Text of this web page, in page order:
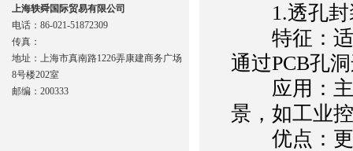
1.透孔封
特征：适
通过PCB孔
应用：主
景，如工业
优点：更
上海轶舜国际贸易有限公司
电话：86-021-51872309
传真：
地址：上海市真南路1226弄康建商务广场
8号楼202室
邮编：200333